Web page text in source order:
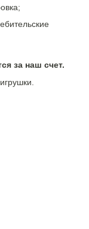
за наш счет.